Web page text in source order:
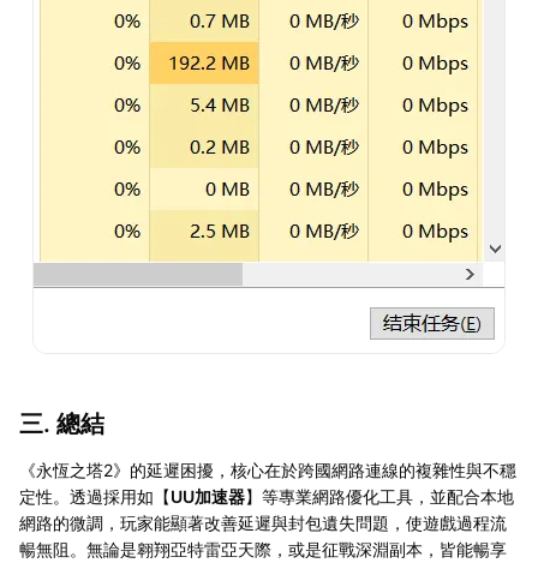
三. 總結
《永恆之塔2》的延遲困擾，核心在於跨國網路連線的複雜性與不穩
定性。透過採用如【UU加速器】等專業網路優化工具，並配合本地
網路的微調，玩家能顯著改善延遲與封包遺失問題，使遊戲過程流
暢無阻。無論是翱翔亞特雷亞天際，或是征戰深淵副本，皆能暢享